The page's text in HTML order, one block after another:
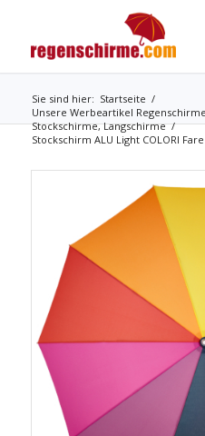
Sie sind hier: Startseite /
Unsere Werbeartikel Regenschirme
Stockschirme, Langschirme /
Stockschirm ALU Light COLORI Fare